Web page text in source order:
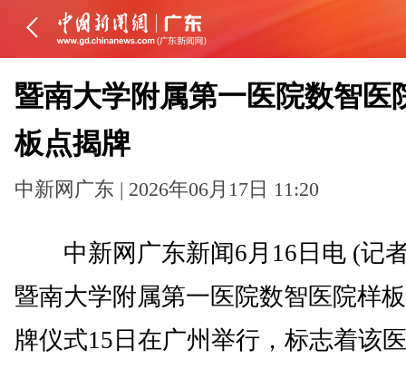
暨南大学附属第一医院数智医
板点揭牌
中新网广东 | 2026年06月17日 11:20
中新网广东新闻6月16日电 (记
暨南大学附属第一医院数智医院样
牌仪式15日在广州举行，标志着该